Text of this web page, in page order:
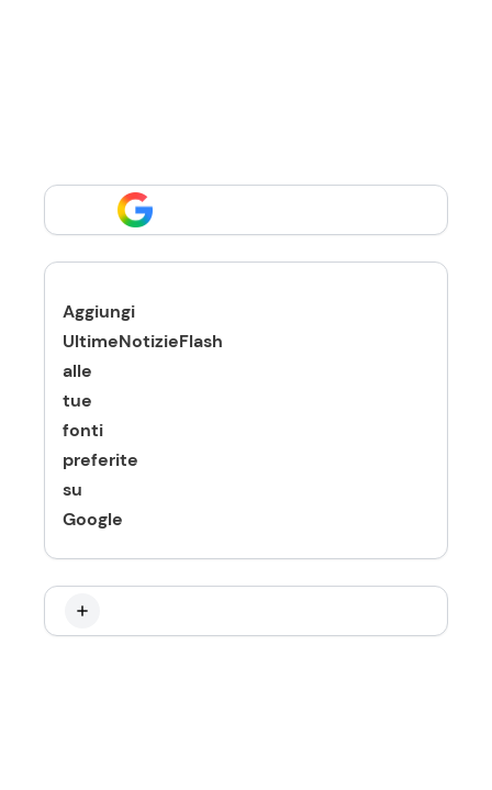
Aggiungi
UltimeNotizieFlash
alle
tue
fonti
preferite
su
Google